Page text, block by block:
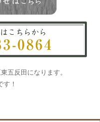
五反田になります。
す！